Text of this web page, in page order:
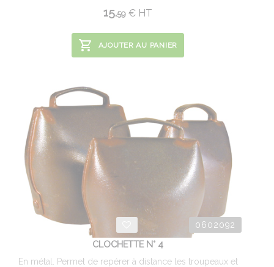
15.59 € HT
AJOUTER AU PANIER
0602092
CLOCHETTE N° 4
En métal. Permet de repérer à distance les troupeaux et